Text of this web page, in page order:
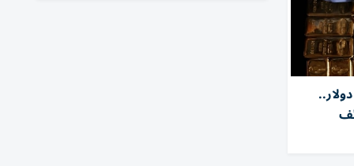
يحوم بالقرب من 4100 دولار..